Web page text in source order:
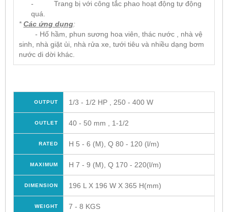
- Trang bị với công tắc phao hoạt động tự động
quá.
*Các ứng dụng:
- Hố hầm, phun sương hoa viên, thác nước , nhà vệ
sinh, nhà giặt ủi, nhà rửa xe, tưới tiêu và nhiều dạng bơm
nước di dời khác.
OUTPUT 1/3 - 1/2 HP , 250 - 400 W
OUTLET 40 - 50 mm , 1-1/2
RATED H 5 - 6 (M), Q 80 - 120 (l/m)
MAXIMUM H 7 - 9 (M), Q 170 - 220(l/m)
DIMENSION 196 L X 196 W X 365 H(mm)
WEIGHT 7 - 8 KGS